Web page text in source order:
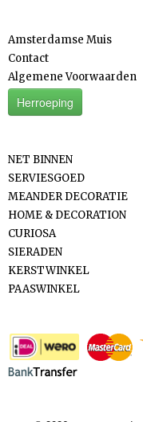
Amsterdamse Muis
Contact
Algemene Voorwaarden
Herroeping
NET BINNEN
SERVIESGOED
MEANDER DECORATIE
HOME & DECORATION
CURIOSA
SIERADEN
KERSTWINKEL
PAASWINKEL